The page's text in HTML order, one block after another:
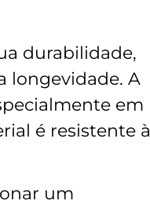
durabilidade,
longevidade. A
em
é resistente à
um